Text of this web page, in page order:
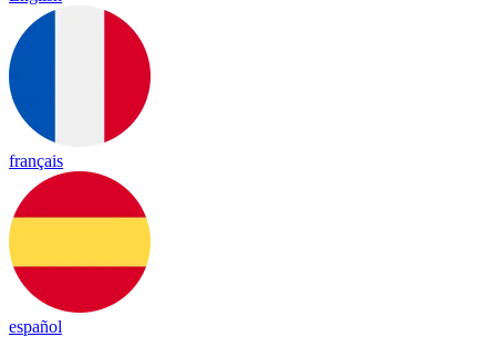
français
español